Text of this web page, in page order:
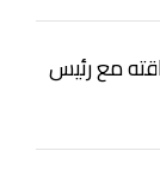
مع رئيس